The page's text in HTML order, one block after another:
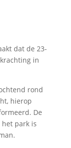
dat de 23-
in
rond
hierop
De
park is